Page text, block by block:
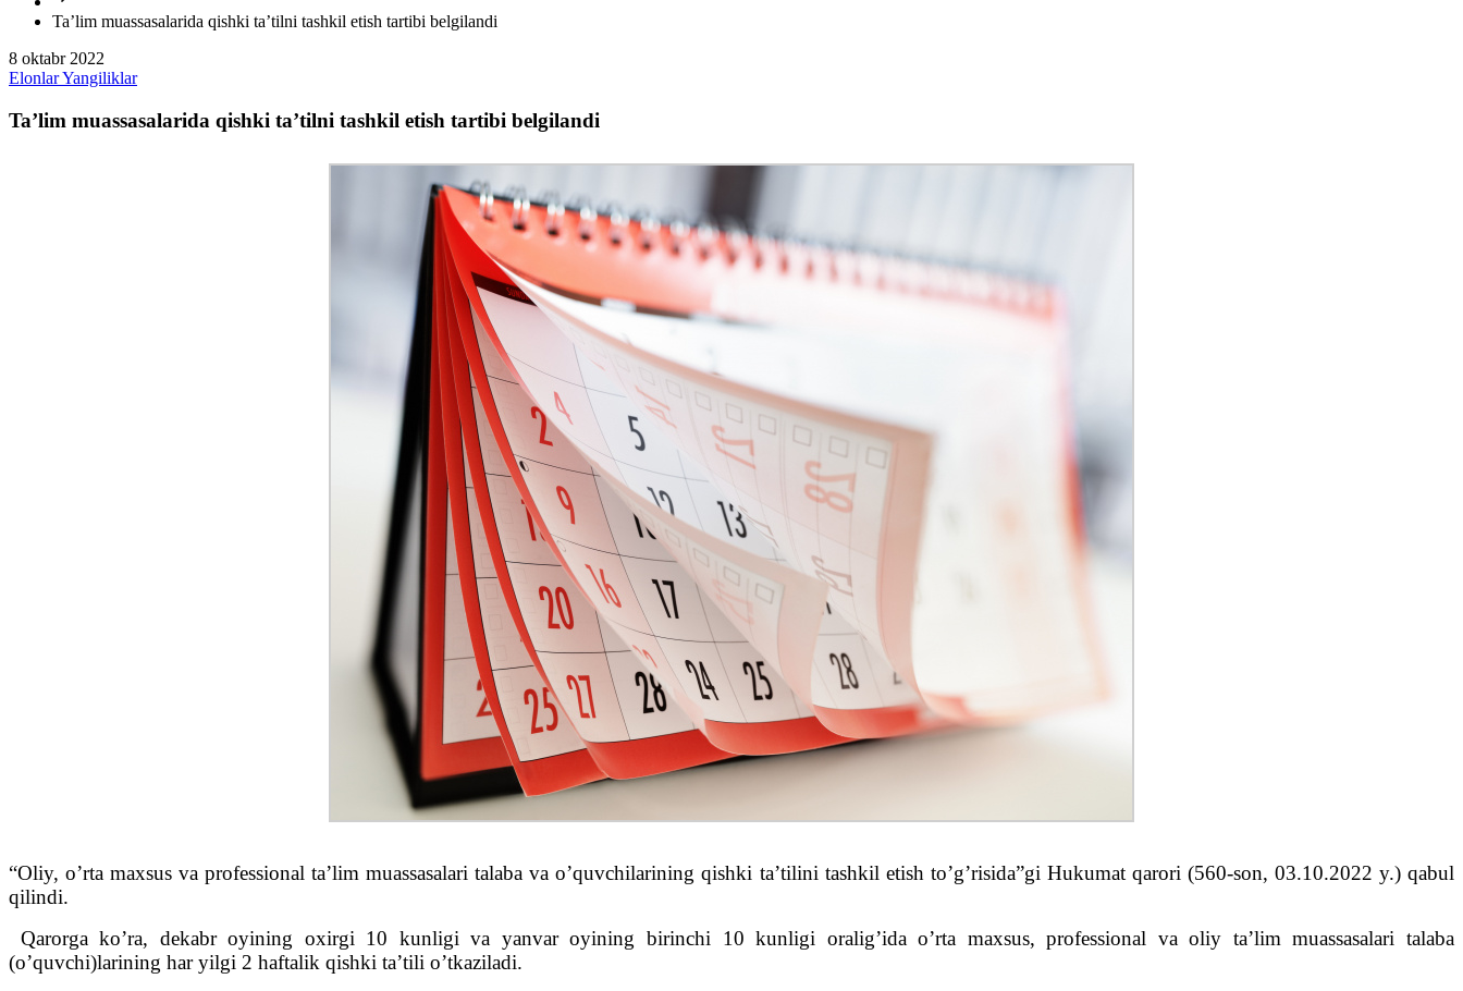
Ta’lim muassasalarida qishki ta’tilni tashkil etish tartibi belgilandi
8 oktabr 2022
ElonlarYangiliklar
Ta’lim muassasalarida qishki ta’tilni tashkil etish tartibi belgilandi
“Oliy, o’rta maxsus va professional ta’lim muassasalari talaba va o’quvchilarining qishki ta’tilini tashkil etish to’g’risida”gi Hukumat qarori (560-son, 03.10.2022 y.) qabul
qilindi.
Qarorga ko’ra, dekabr oyining oxirgi 10 kunligi va yanvar oyining birinchi 10 kunligi oralig’ida o’rta maxsus, professional va oliy ta’lim muassasalari talaba
(o’quvchi)larining har yilgi 2 haftalik qishki ta’tili o’tkaziladi.